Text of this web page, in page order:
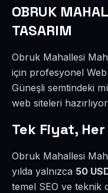
OBRUK
TASARIM
Obruk Mahallesi
için profesyonel Web
Güneşli semtindeki
web siteleri
Tek Fiyat,
Obruk Mahallesi
yılda yalnızca 50
temel SEO ve teknik